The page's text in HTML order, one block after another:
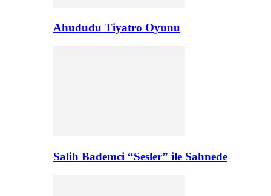
Ahududu Tiyatro Oyunu
Salih Bademci “Sesler” ile Sahnede